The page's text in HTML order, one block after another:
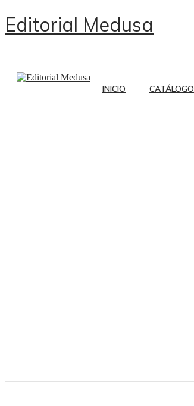
Editorial Medusa
INICIO CATÁLOGO